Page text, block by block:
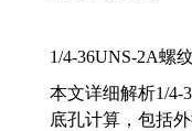
1/4-36UNS-2A螺
本文详细解析1/4-
底孔计算，包括